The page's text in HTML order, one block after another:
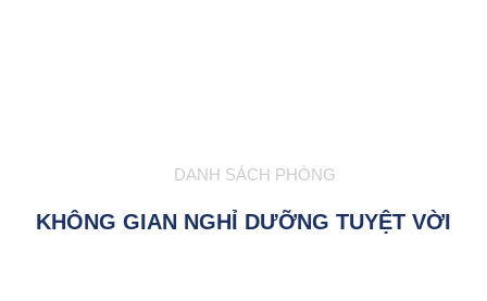
DANH SÁCH PHÒNG
KHÔNG GIAN NGHỈ DƯỠNG TUYỆT VỜI